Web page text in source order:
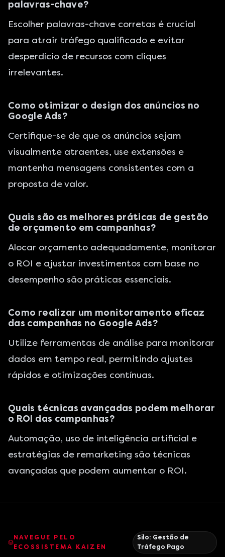
palavras-chave?
Escolher palavras-chave corretas é crucial
para atrair tráfego qualificado e evitar
desperdício de recursos com cliques
irrelevantes.
Como otimizar o design dos anúncios no
Google Ads?
Certifique-se de que os anúncios sejam
visualmente atraentes, use extensões e
mantenha mensagens consistentes com a
proposta de valor.
Quais são as melhores práticas de gestão
de orçamento em campanhas?
Alocar orçamento adequadamente, monitorar
o ROI e ajustar investimentos com base no
desempenho são práticas essenciais.
Como realizar um monitoramento eficaz
das campanhas no Google Ads?
Utilize ferramentas de análise para monitorar
dados em tempo real, permitindo ajustes
rápidos e otimizações contínuas.
Quais técnicas avançadas podem melhorar
o ROI das campanhas?
Automação, uso de inteligência artificial e
estratégias de remarketing são técnicas
avançadas que podem aumentar o ROI.
NAVEGUE PELO
ECOSSISTEMA KAIZEN
Silo: Gestão de
Tráfego Pago